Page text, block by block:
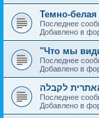
Темно-белая
Последнее
Добавлено в
"Что мы
Последнее
Добавлено в
לקבלה
Последнее
Добавлено в